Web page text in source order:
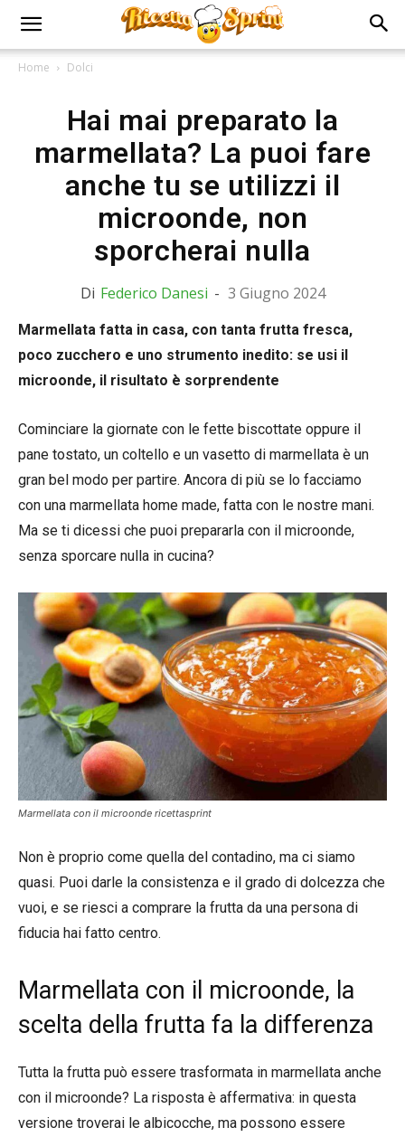
Home Dolci
Hai mai preparato la
marmellata? La puoi fare
anche tu se utilizzi il
microonde, non
sporcherai nulla
Di Federico Danesi - 3 Giugno 2024
Marmellata fatta in casa, con tanta frutta fresca,
poco zucchero e uno strumento inedito: se usi il
microonde, il risultato è sorprendente
Cominciare la giornate con le fette biscottate oppure il
pane tostato, un coltello e un vasetto di marmellata è un
gran bel modo per partire. Ancora di più se lo facciamo
con una marmellata home made, fatta con le nostre mani.
Ma se ti dicessi che puoi prepararla con il microonde,
senza sporcare nulla in cucina?
Marmellata con il microonde ricettasprint
Non è proprio come quella del contadino, ma ci siamo
quasi. Puoi darle la consistenza e il grado di dolcezza che
vuoi, e se riesci a comprare la frutta da una persona di
fiducia hai fatto centro.
Marmellata con il microonde, la
scelta della frutta fa la differenza
Tutta la frutta può essere trasformata in marmellata anche
con il microonde? La risposta è affermativa: in questa
versione troverai le albicocche, ma possono essere